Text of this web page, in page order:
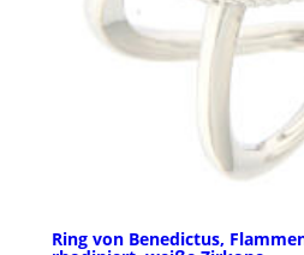
Ring von Benedictus,